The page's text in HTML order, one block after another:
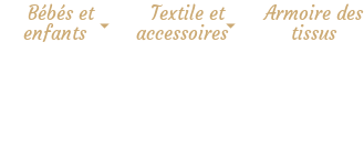
Bébés et
enfants
Textile et
accessoires
Armoire des
tissus